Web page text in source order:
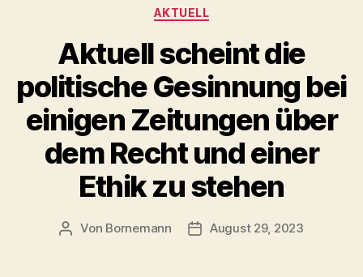
Kategorien
AKTUELL
Aktuell scheint die
politische Gesinnung bei
einigen Zeitungen über
dem Recht und einer
Ethik zu stehen
Beitragsautor
Von Bornemann Veröffentlichungsdatum
August 29, 2023